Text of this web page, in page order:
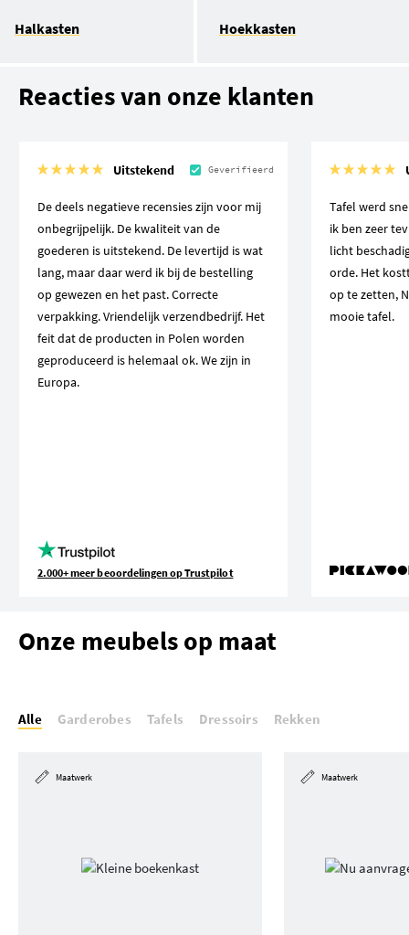
Halkasten Hoekkasten
Reacties van onze klanten
Uitstekend Geverifieerd
De deels negatieve recensies zijn voor mij
onbegrijpelijk. De kwaliteit van de
goederen is uitstekend. De levertijd is wat
lang, maar daar werd ik bij de bestelling
op gewezen en het past. Correcte
verpakking. Vriendelijk verzendbedrijf. Het
feit dat de producten in Polen worden
geproduceerd is helemaal ok. We zijn in
Europa.
2.000+ meer beoordelingen op Trustpilot
Tafel werd
ik ben zeer
licht
orde. Het
op te zetten,
mooie tafel.
Onze meubels op maat
Alle Garderobes Tafels Dressoirs Rekken
Maatwerk Maatwerk